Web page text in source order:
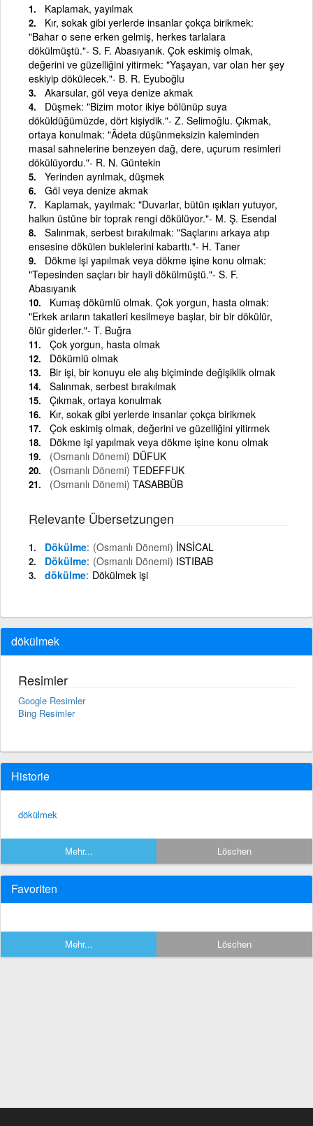
Kaplamak, yayılmak
Kır, sokak gibi yerlerde insanlar çokça birikmek:
"Bahar o sene erken gelmiş, herkes tarlalara
dökülmüştü."- S. F. Abasıyanık. Çok eskimiş olmak,
değerini ve güzelliğini yitirmek: "Yaşayan, var olan her şey
eskiyip dökülecek."- B. R. Eyuboğlu
Akarsular, göl veya denize akmak
Düşmek: "Bizim motor ikiye bölünüp suya
döküldüğümüzde, dört kişiydik."- Z. Selimoğlu. Çıkmak,
ortaya konulmak: "Âdeta düşünmeksizin kaleminden
masal sahnelerine benzeyen dağ, dere, uçurum resimleri
dökülüyordu."- R. N. Güntekin
Yerinden ayrılmak, düşmek
Göl veya denize akmak
Kaplamak, yayılmak: "Duvarlar, bütün ışıkları yutuyor,
halkın üstüne bir toprak rengi dökülüyor."- M. Ş. Esendal
Salınmak, serbest bırakılmak: "Saçlarını arkaya atıp
ensesine dökülen buklelerini kabarttı."- H. Taner
Dökme işi yapılmak veya dökme işine konu olmak:
"Tepesinden saçları bir hayli dökülmüştü."- S. F.
Abasıyanık
Kumaş dökümlü olmak. Çok yorgun, hasta olmak:
"Erkek arıların takatleri kesilmeye başlar, bir bir dökülür,
ölür giderler."- T. Buğra
Çok yorgun, hasta olmak
Dökümlü olmak
Bir işi, bir konuyu ele alış biçiminde değişiklik olmak
Salınmak, serbest bırakılmak
Çıkmak, ortaya konulmak
Kır, sokak gibi yerlerde insanlar çokça birikmek
Çok eskimiş olmak, değerini ve güzelliğini yitirmek
Dökme işi yapılmak veya dökme işine konu olmak
(Osmanlı Dönemi) DÜFUK
(Osmanlı Dönemi) TEDEFFUK
(Osmanlı Dönemi) TASABBÜB
Relevante Übersetzungen
Dökülme (Osmanlı Dönemi) İNSİCAL
Dökülme (Osmanlı Dönemi) ISTIBAB
dökülme Dökülmek işi
dökülmek
Resimler
Google Resimler
Bing Resimler
Historie
dökülmek
Mehr... Löschen
Favoriten
Mehr... Löschen